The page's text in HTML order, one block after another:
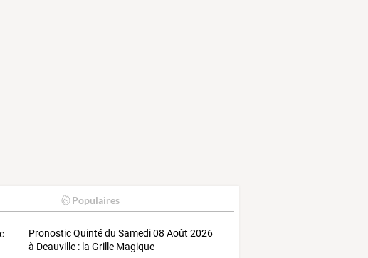
Populaires
Pronostic Quinté du Samedi 08 Août 2026
à Deauville : la Grille Magique